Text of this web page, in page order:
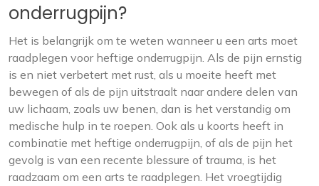
onderrugpijn?
Het is belangrijk om te weten wanneer u een arts moet
raadplegen voor heftige onderrugpijn. Als de pijn ernstig
is en niet verbetert met rust, als u moeite heeft met
bewegen of als de pijn uitstraalt naar andere delen van
uw lichaam, zoals uw benen, dan is het verstandig om
medische hulp in te roepen. Ook als u koorts heeft in
combinatie met heftige onderrugpijn, of als de pijn het
gevolg is van een recente blessure of trauma, is het
raadzaam om een arts te raadplegen. Het vroegtijdig